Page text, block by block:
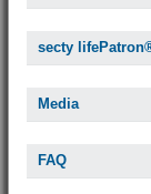
secty
Media
FAQ